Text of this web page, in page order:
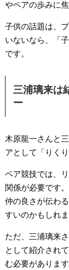
やペアの歩みに
子供の話題は、
いないなら、「
です。
三浦璃来は
ー
木原龍一さんと
アとして「りく
ペア競技では、
関係が必要です
仲の良さが伝わ
すいのかもしれま
ただ、三浦璃来
として紹介され
む必要があります